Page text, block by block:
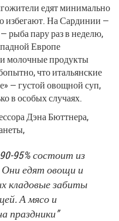
едят минимально
избегают. На Сардинии —
рыба пару раз в неделю,
Европе
молочные продукты
что итальянские
— густой овощной суп,
в особых случаях.
Дэна Бюттнера,
95% состоит из
едят овощи и
кладовые забиты
А мясо и
праздники”